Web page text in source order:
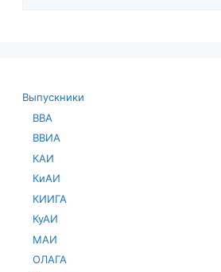
Выпускники
ВВА
ВВИА
КАИ
КиАИ
КИИГА
КуАИ
МАИ
ОЛАГА